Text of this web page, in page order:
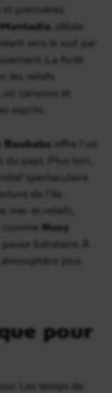
premières
, idéale
vers le sud par
La forêt
les reliefs
, où canyons et
esprits.
Baobabs offre l’un
pays. Plus loin,
spectaculaire
de l’île.
mer et reliefs,
Nosy
balnéaire. À
plus
pour
Les temps de